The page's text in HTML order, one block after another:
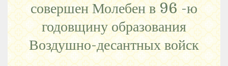
совершен Молебен в 96 -ю
годовщину образования
Воздушно-десантных войск